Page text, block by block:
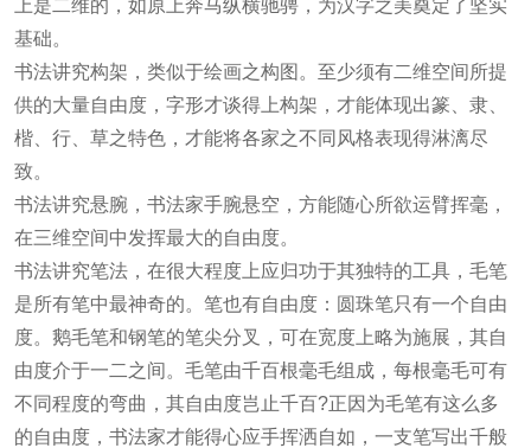
上是二维的，如原上奔马纵横驰骋，为汉字之美奠定了坚实
基础。
书法讲究构架，类似于绘画之构图。至少须有二维空间所提
供的大量自由度，字形才谈得上构架，才能体现出篆、隶、
楷、行、草之特色，才能将各家之不同风格表现得淋漓尽
致。
书法讲究悬腕，书法家手腕悬空，方能随心所欲运臂挥毫，
在三维空间中发挥最大的自由度。
书法讲究笔法，在很大程度上应归功于其独特的工具，毛笔
是所有笔中最神奇的。笔也有自由度：圆珠笔只有一个自由
度。鹅毛笔和钢笔的笔尖分叉，可在宽度上略为施展，其自
由度介于一二之间。毛笔由千百根毫毛组成，每根毫毛可有
不同程度的弯曲，其自由度岂止千百?正因为毛笔有这么多
的自由度，书法家才能得心应手挥洒自如，一支笔写出千般